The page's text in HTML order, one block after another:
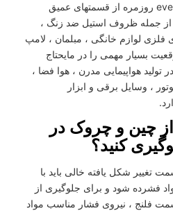
است. بسیاری از اشیا everyday روزمره از قسمتهای عمیق
جمله ظروف استیل ضد زنگ ،
لوازم خانگی ، مبلمان ، لامپ
بسیار مهمی را در مایحتاج
هواپیمایی مدرن ، هوا فضا ،
، وسایل برقی و ابزار
چین و چروک در
کنید؟
تغییر شکل یافته خالی باید با
فشرده شود و برای جلوگیری از
، نیروی فشار مناسب مواد